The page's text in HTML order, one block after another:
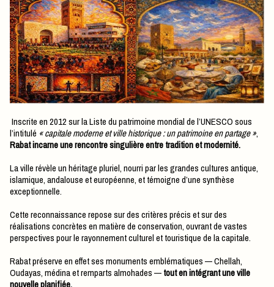
Inscrite en 2012 sur la Liste du patrimoine mondial de l’UNESCO sous
l’intitulé « capitale moderne et ville historique : un patrimoine en partage »,
Rabat incarne une rencontre singulière entre tradition et modernité.
La ville révèle un héritage pluriel, nourri par les grandes cultures antique,
islamique, andalouse et européenne, et témoigne d’une synthèse
exceptionnelle.
Cette reconnaissance repose sur des critères précis et sur des
réalisations concrètes en matière de conservation, ouvrant de vastes
perspectives pour le rayonnement culturel et touristique de la capitale.
Rabat préserve en effet ses monuments emblématiques — Chellah,
Oudayas, médina et remparts almohades —tout en intégrant une ville
nouvelle planifiée.